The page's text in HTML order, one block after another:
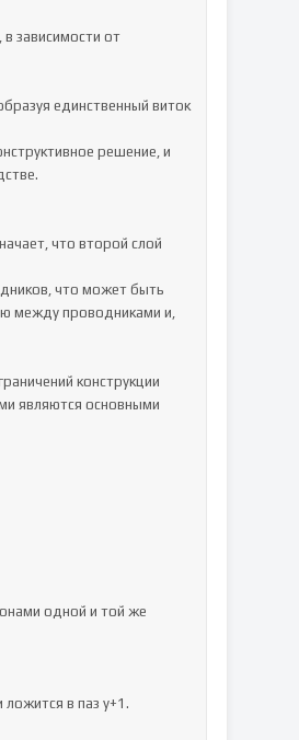
зависимости от
единственный виток
решение, и
что второй слой
что может быть
между проводниками и,
конструкции
являются основными
одной и той же
в паз у+1.